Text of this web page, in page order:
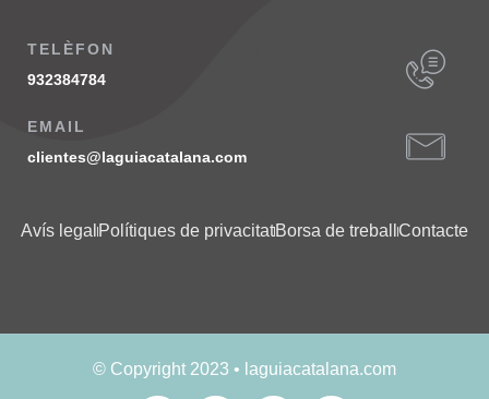
TELÈFON
932384784
EMAIL
clientes@laguiacatalana.com
Avís legal Polítiques de privacitatBorsa de treball Contacte
© Copyright 2023 • laguiacatalana.com